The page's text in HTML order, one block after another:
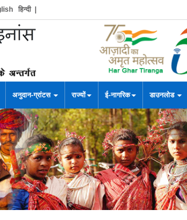
हिन्दी|
अनुदान-ग्रांटस राज्यों ई-नागरिक डाउनलोड